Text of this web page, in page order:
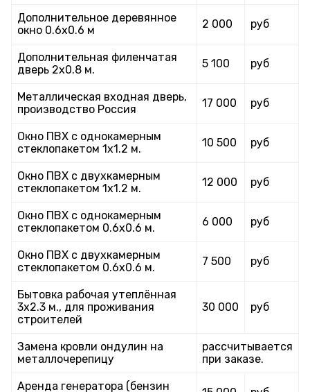
Дополнительное деревянное
окно 0.6х0.6 м
2 000 руб
Дополнительная филенчатая
дверь 2х0.8 м.
5 100 руб
Металлическая входная дверь,
производство Россия
17 000 руб
Окно ПВХ с однокамерным
стеклопакетом 1х1.2 м.
10 500 руб
Окно ПВХ с двухкамерным
стеклопакетом 1х1.2 м.
12 000 руб
Окно ПВХ с однокамерным
стеклопакетом 0.6х0.6 м.
6 000 руб
Окно ПВХ с двухкамерным
стеклопакетом 0.6х0.6 м.
7 500 руб
Бытовка рабочая утеплённая
3х2.3 м., для проживания
строителей
30 000 руб
Замена кровли ондулин на
металлочерепицу
рассчитывается
при заказе.
Аренда генератора (бензин